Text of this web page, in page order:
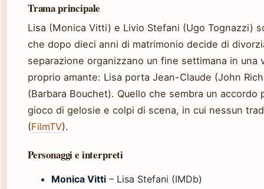
Trama principale
Lisa (Monica Vitti) e Livio Stefani (Ugo Tognazzi)
che dopo dieci anni di matrimonio decide di
separazione organizzano un fine settimana in una
proprio amante: Lisa porta Jean-Claude (John
(Barbara Bouchet). Quello che sembra un
gioco di gelosie e colpi di scena, in cui nessun
(FilmTV).
Personaggi e interpreti
Monica Vitti – Lisa Stefani (IMDb)